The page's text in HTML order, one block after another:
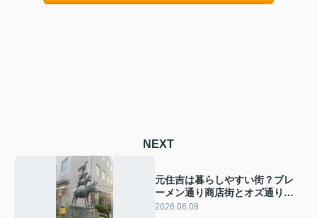
NEXT
元住吉は暮らしやすい街？ブレ
ーメン通り商店街とオズ通り商
店街の魅力を紹介
2026.06.08